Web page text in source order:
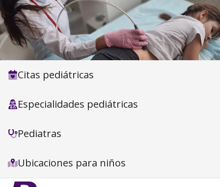
Citas pediátricas
Especialidades pediátricas
Pediatras
Ubicaciones para niños